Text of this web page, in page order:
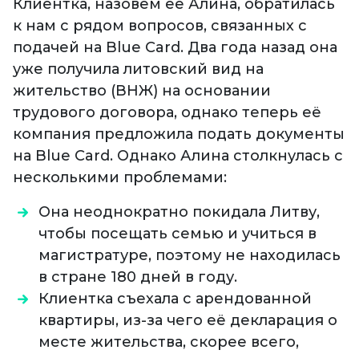
Клиентка, назовем её Алина, обратилась
к нам с рядом вопросов, связанных с
подачей на Blue Card. Два года назад она
уже получила литовский вид на
жительство (ВНЖ) на основании
трудового договора, однако теперь её
компания предложила подать документы
на Blue Card. Однако Алина столкнулась с
несколькими проблемами:
Она неоднократно покидала Литву,
чтобы посещать семью и учиться в
магистратуре, поэтому не находилась
в стране 180 дней в году.
Клиентка съехала с арендованной
квартиры, из-за чего её декларация о
месте жительства, скорее всего,